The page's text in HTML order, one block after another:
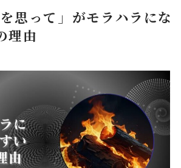
を思って」がモラハラにな
理由